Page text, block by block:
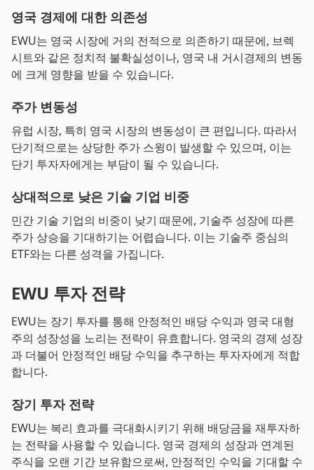
영국 경제에 대한 의존성
EWU는 영국 시장에 거의 전적으로 의존하기 때문에, 브렉
시트와 같은 정치적 불확실성이나, 영국 내 거시경제의 변동
에 크게 영향을 받을 수 있습니다.
주가 변동성
유럽 시장, 특히 영국 시장의 변동성이 큰 편입니다. 따라서
단기적으로는 상당한 주가 스윙이 발생할 수 있으며, 이는
단기 투자자에게는 부담이 될 수 있습니다.
상대적으로 낮은 기술 기업 비중
민간 기술 기업의 비중이 낮기 때문에, 기술주 성장에 따른
주가 상승을 기대하기는 어렵습니다. 이는 기술주 중심의
ETF와는 다른 성격을 가집니다.
EWU 투자 전략
EWU는 장기 투자를 통해 안정적인 배당 수익과 영국 대형
주의 성장성을 노리는 전략이 유효합니다. 영국의 경제 성장
과 더불어 안정적인 배당 수익을 추구하는 투자자에게 적합
합니다.
장기 투자 전략
EWU는 복리 효과를 극대화시키기 위해 배당금을 재투자하
는 전략을 사용할 수 있습니다. 영국 경제의 성장과 연계된
주식을 오랜 기간 보유함으로써, 안정적인 수익을 기대할 수